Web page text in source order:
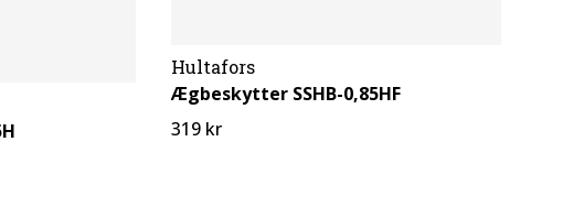
Hultafors
Ægbeskytter SSHB-0,85HF
319 kr